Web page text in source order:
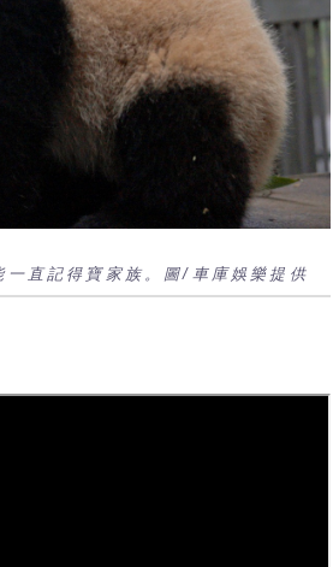
一直記得寶家族。圖/車庫娛樂提供